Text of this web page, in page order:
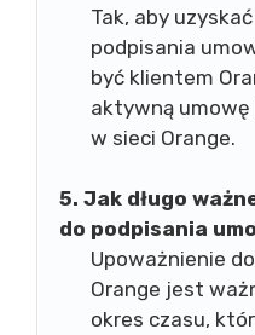
Tak, aby
podpisania
być klientem
aktywną
w sieci Orange.
5. Jak długo
do podpisania
Upoważnienie
Orange jest
okres czasu,